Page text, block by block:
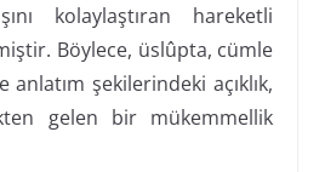
kolaylaştıran hareketli
Böylece, üslûpta, cümle
anlatım şekilerindeki açıklık,
gelen bir mükemmellik